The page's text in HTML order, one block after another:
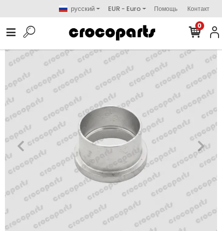
русский EUR - Euro Помощь Контакт
0